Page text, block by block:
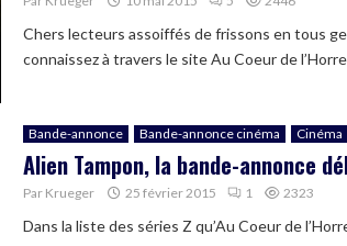
Chers lecteurs assoiffés de frissons en tous
connaissez à travers le site Au Coeur de
Bande-annonce Bande-annonce cinéma Cinéma
Alien Tampon, la bande-annonce
Par Krueger 25 février 2015 1 2323
Dans la liste des séries Z qu’Au Coeur de